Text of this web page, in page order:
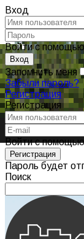
Вход
Войти с
Запомнить меня
Забыли пароль?
Регистрация
Регистрация
Войти с
Пароль будет
Поиск